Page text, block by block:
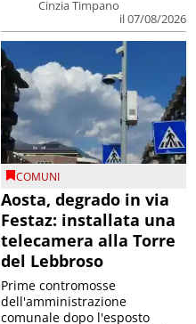
Cinzia Timpano
il 07/08/2026
COMUNI
Aosta, degrado in via
Festaz: installata una
telecamera alla Torre
del Lebbroso
Prime contromosse
dell'amministrazione
comunale dopo l'esposto